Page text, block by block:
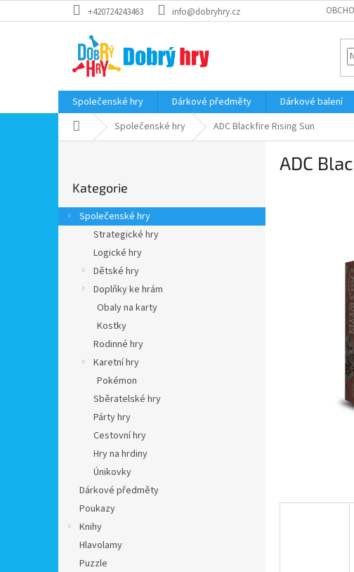
na
+420724243463 info@dobryhry.cz
Společenské hry Dárkové předměty Dárkové balení
Domů Společenské hry ADC Blackfire Rising Sun
r
a
kategorie
Kategorie
Společenské hry
Strategické hry
Logické hry
Dětské hry
Doplňky ke hrám
Obaly na karty
Kostky
Rodinné hry
Karetní hry
Pokémon
Sběratelské hry
Párty hry
Cestovní hry
Hry na hrdiny
Únikovky
Dárkové předměty
Poukazy
Knihy
Hlavolamy
Puzzle
ADC